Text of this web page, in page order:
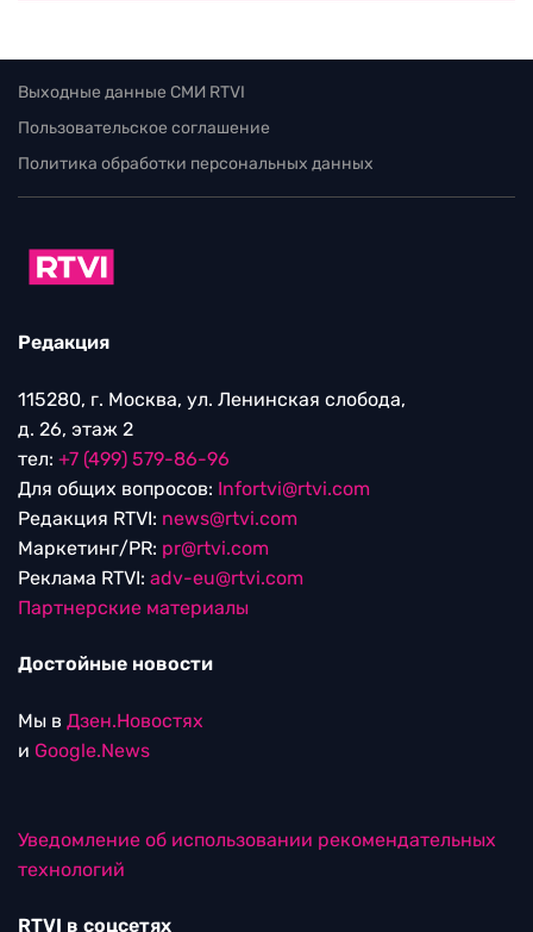
Выходные данные СМИ RTVI
Пользовательское соглашение
Политика обработки персональных данных
Редакция
115280, г. Москва, ул. Ленинская слобода,
д. 26, этаж 2
тел: +7 (499) 579-86-96
Для общих вопросов: Infortvi@rtvi.com
Редакция RTVI: news@rtvi.com
Маркетинг/PR: pr@rtvi.com
Реклама RTVI: adv-eu@rtvi.com
Партнерские материалы
Достойные новости
Мы в Дзен.Новостях
и Google.News
Уведомление об использовании рекомендательных
технологий
RTVI в соцсетях